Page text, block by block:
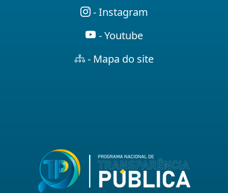
- Instagram
- Youtube
- Mapa do site